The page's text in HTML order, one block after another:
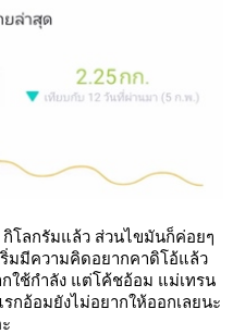
โลกรัมแล้ว ส่วนไขมันก็ค่อยๆ
มมีความคิดอยากคาดิโอ้แล้ว
ใช้กำลัง แต่โค้ชอ้อม แม่เทรน
กอ้อมยังไม่อยากให้ออกเลยนะ